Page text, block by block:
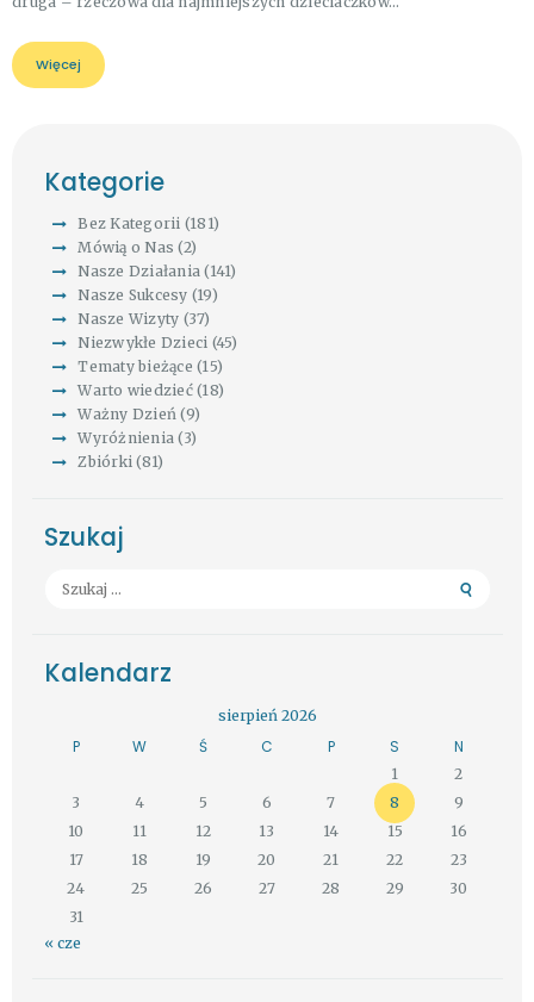
Więcej
Kategorie
Bez Kategorii (181)
Mówią o Nas (2)
Nasze Działania (141)
Nasze Sukcesy (19)
Nasze Wizyty (37)
Niezwykłe Dzieci (45)
Tematy bieżące (15)
Warto wiedzieć(18)
Ważny Dzień (9)
Wyróżnienia (3)
Zbiórki (81)
Szukaj
Szukaj:
Kalendarz
sierpień 2026
P W Ś C P S N
1
2
3
4 5 6 7 8
9
10
11 12 13 14 15
16
17
18 19 20 21 22
23
24
25 26 27 28 29
30
31
« cze